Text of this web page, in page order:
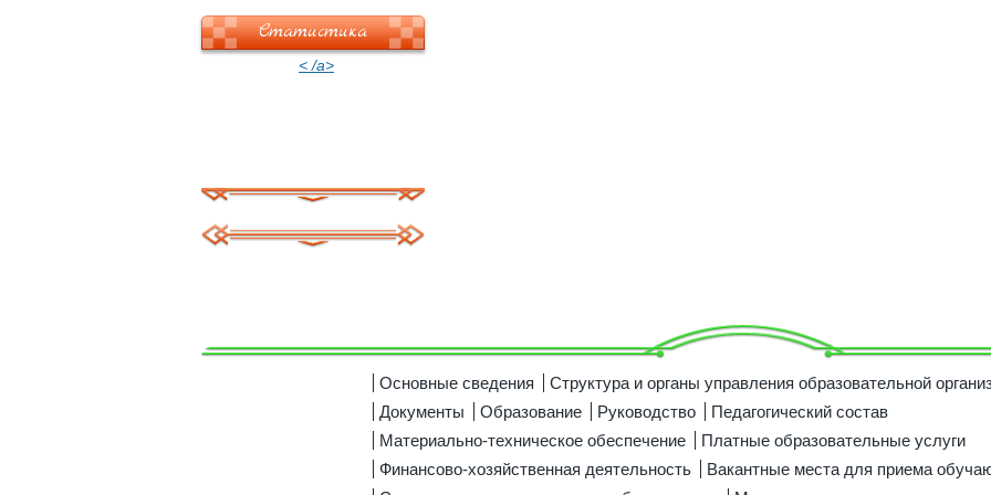
Статистика
< /a>
Основные сведения
Структура и органы управления образовательной
Документы
Образование Руководство
Педагогический состав
Материально-техническое обеспечение
Платные образовательные услуги
Финансово-хозяйственная деятельность
Вакантные места для приема